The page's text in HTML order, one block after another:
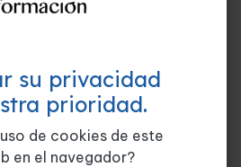
del Contenido (CMS).
su privacidad
prioridad.
de cookies de este
en el navegador?